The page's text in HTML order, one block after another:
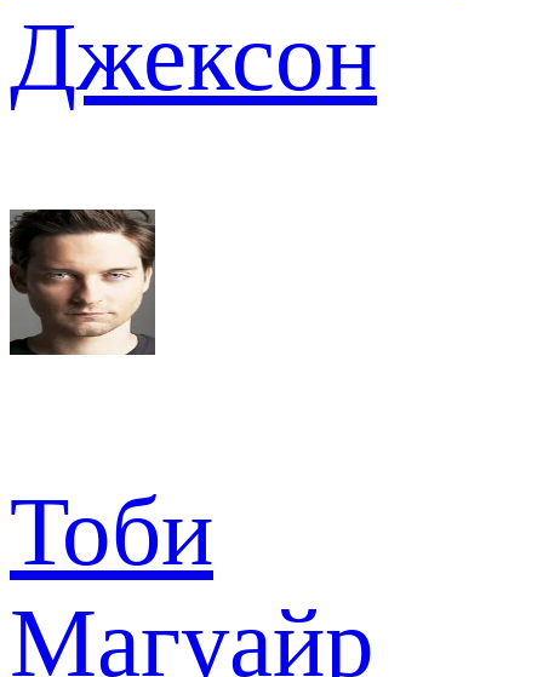
Джексон
Тоби
Магуайр